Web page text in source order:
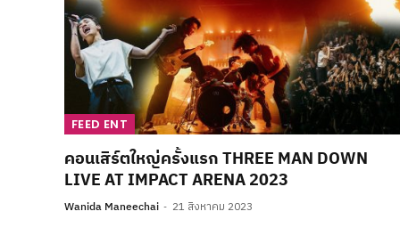
FEED ENT
คอนเสิร์ตใหญ่ครั้งแรก THREE MAN DOWN
LIVE AT IMPACT ARENA 2023
Wanida Maneechai 21 สิงหาคม 2023